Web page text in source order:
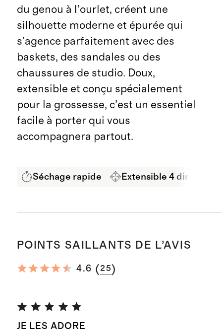
du genou à l’ourlet, créent une
silhouette moderne et épurée qui
s’agence parfaitement avec des
baskets, des sandales ou des
chaussures de studio. Doux,
extensible et conçu spécialement
pour la grossesse, c’est un essentiel
facile à porter qui vous
accompagnera partout.
Séchage rapide Extensible 4 directions
POINTS SAILLANTS DE L’AVIS
4.6 (25)
JE LES ADORE